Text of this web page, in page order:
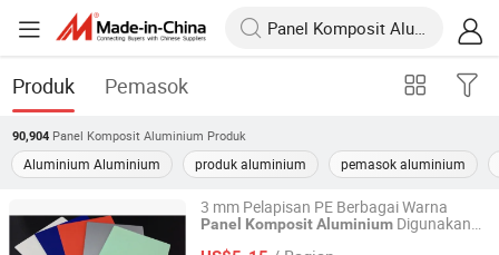
Produk Pemasok
90,904 Panel Komposit Aluminium Produk
Aluminium Aluminium produk aluminium pemasok aluminium
3 mm Pelapisan PE Berbagai Warna
Panel KompositAluminium Digunakan
Henan Jixiang Industry Co., Ltd.